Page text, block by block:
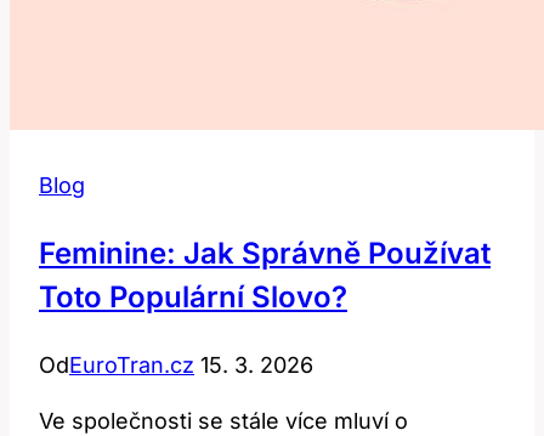
Blog
Feminine: Jak Správně Používat
Toto Populární Slovo?
OdEuroTran.cz 15. 3. 2026
Ve společnosti se stále více mluví o